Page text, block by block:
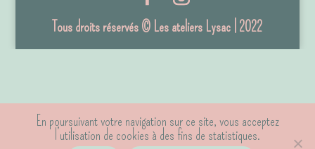
Tous droits réservés © Les ateliers Lysac | 2022
En poursuivant votre navigation sur ce site, vous acceptez
l’utilisation de cookies à des fins de statistiques.